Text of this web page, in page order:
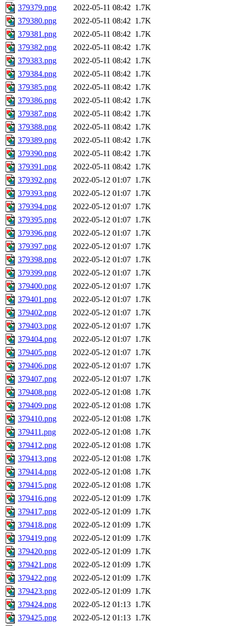
379379.png
2022-05-11 08:42 1.7K
379380.png
2022-05-11 08:42 1.7K
379381.png
2022-05-11 08:42 1.7K
379382.png
2022-05-11 08:42 1.7K
379383.png
2022-05-11 08:42 1.7K
379384.png
2022-05-11 08:42 1.7K
379385.png
2022-05-11 08:42 1.7K
379386.png
2022-05-11 08:42 1.7K
379387.png
2022-05-11 08:42 1.7K
379388.png
2022-05-11 08:42 1.7K
379389.png
2022-05-11 08:42 1.7K
379390.png
2022-05-11 08:42 1.7K
379391.png
2022-05-11 08:42 1.7K
379392.png
2022-05-12 01:07 1.7K
379393.png
2022-05-12 01:07 1.7K
379394.png
2022-05-12 01:07 1.7K
379395.png
2022-05-12 01:07 1.7K
379396.png
2022-05-12 01:07 1.7K
379397.png
2022-05-12 01:07 1.7K
379398.png
2022-05-12 01:07 1.7K
379399.png
2022-05-12 01:07 1.7K
379400.png
2022-05-12 01:07 1.7K
379401.png
2022-05-12 01:07 1.7K
379402.png
2022-05-12 01:07 1.7K
379403.png
2022-05-12 01:07 1.7K
379404.png
2022-05-12 01:07 1.7K
379405.png
2022-05-12 01:07 1.7K
379406.png
2022-05-12 01:07 1.7K
379407.png
2022-05-12 01:07 1.7K
379408.png
2022-05-12 01:08 1.7K
379409.png
2022-05-12 01:08 1.7K
379410.png
2022-05-12 01:08 1.7K
379411.png
2022-05-12 01:08 1.7K
379412.png
2022-05-12 01:08 1.7K
379413.png
2022-05-12 01:08 1.7K
379414.png
2022-05-12 01:08 1.7K
379415.png
2022-05-12 01:08 1.7K
379416.png
2022-05-12 01:09 1.7K
379417.png
2022-05-12 01:09 1.7K
379418.png
2022-05-12 01:09 1.7K
379419.png
2022-05-12 01:09 1.7K
379420.png
2022-05-12 01:09 1.7K
379421.png
2022-05-12 01:09 1.7K
379422.png
2022-05-12 01:09 1.7K
379423.png
2022-05-12 01:09 1.7K
379424.png
2022-05-12 01:13 1.7K
379425.png
2022-05-12 01:13 1.7K